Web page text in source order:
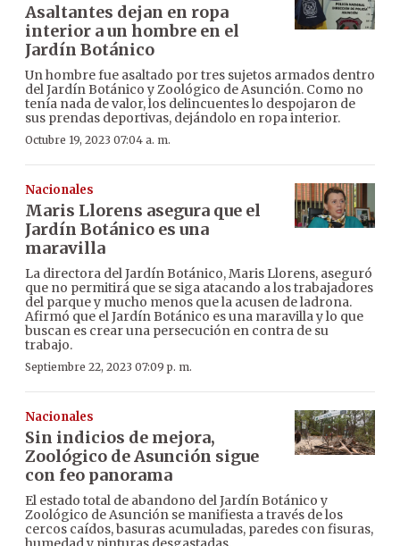
Asaltantes dejan en ropa
interior a un hombre en el
Jardín Botánico
Un hombre fue asaltado por tres sujetos armados dentro
del Jardín Botánico y Zoológico de Asunción. Como no
tenía nada de valor, los delincuentes lo despojaron de
sus prendas deportivas, dejándolo en ropa interior.
Octubre 19, 2023 07:04 a. m.
Nacionales
Maris Llorens asegura que el
Jardín Botánico es una
maravilla
La directora del Jardín Botánico, Maris Llorens, aseguró
que no permitirá que se siga atacando a los trabajadores
del parque y mucho menos que la acusen de ladrona.
Afirmó que el Jardín Botánico es una maravilla y lo que
buscan es crear una persecución en contra de su
trabajo.
Septiembre 22, 2023 07:09 p. m.
Nacionales
Sin indicios de mejora,
Zoológico de Asunción sigue
con feo panorama
El estado total de abandono del Jardín Botánico y
Zoológico de Asunción se manifiesta a través de los
cercos caídos, basuras acumuladas, paredes con fisuras,